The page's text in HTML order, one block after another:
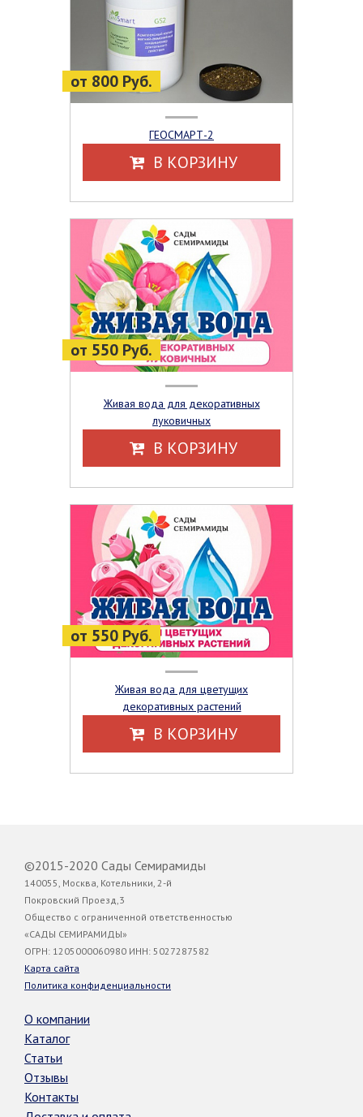
от 800 Руб.
ГЕОСМАРТ-2
В КОРЗИНУ
от 550 Руб.
Живая вода для декоративных
луковичных
В КОРЗИНУ
от 550 Руб.
Живая вода для цветущих
декоративных растений
В КОРЗИНУ
©2015-2020 Сады Семирамиды
140055, Москва, Котельники, 2-й
Покровский Проезд,3
Общество с ограниченной ответственностью
«САДЫ СЕМИРАМИДЫ»
ОГРН: 1205000060980 ИНН: 5027287582
Карта сайта
Политика конфиденциальности
О компании
Каталог
Статьи
Отзывы
Контакты